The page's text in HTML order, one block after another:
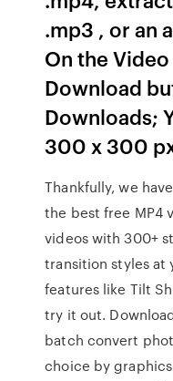
.mp3 , or an
On the
Download
Downloads;
300 x 300
Thankfully, we
the best free MP4
videos with 300+
transition styles at
features like Tilt
try it out.
batch convert
choice by